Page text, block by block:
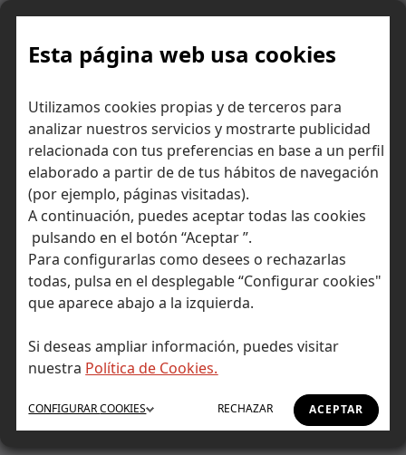
Esta página web usa cookies
Utilizamos cookies propias y de terceros para
analizar nuestros servicios y mostrarte publicidad
relacionada con tus preferencias en base a un perfil
elaborado a partir de de tus hábitos de navegación
(por ejemplo, páginas visitadas).
A continuación, puedes aceptar todas las cookies
pulsando en el botón “Aceptar ”.
Para configurarlas como desees o rechazarlas
todas, pulsa en el desplegable “Configurar cookies"
que aparece abajo a la izquierda.
Si deseas ampliar información, puedes visitar
nuestra Política de Cookies.
ACEPTAR
RECHAZAR
CONFIGURARCOOKIES
Skip
Inicio Consejos para ahorrar dinero
emprendedoras que han marcado la historia de la economía y las
finanzas